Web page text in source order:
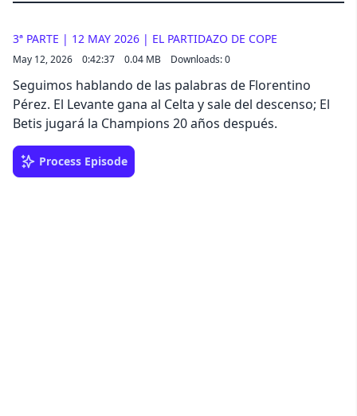
3ª PARTE | 12 MAY 2026 | EL PARTIDAZO DE COPE
May 12, 2026 0:42:37 0.04 MB Downloads: 0
Seguimos hablando de las palabras de Florentino
Pérez. El Levante gana al Celta y sale del descenso; El
Betis jugará la Champions 20 años después.
Process Episode